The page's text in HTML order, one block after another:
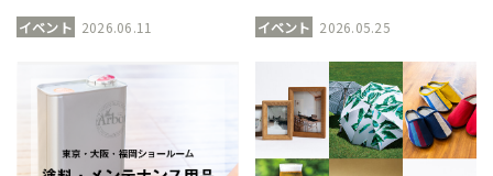
イベント 2026.06.11 イベント 2026.05.25